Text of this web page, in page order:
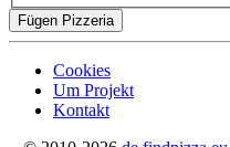
Fügen Pizzeria
Cookies
Um Projekt
Kontakt